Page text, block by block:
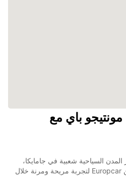
باي مع
المدن السياحية شعبية في جامايكا،
وتقدم إمكانية استئجار سيارة من Europcar لتجربة مريحة ومرنة خلال